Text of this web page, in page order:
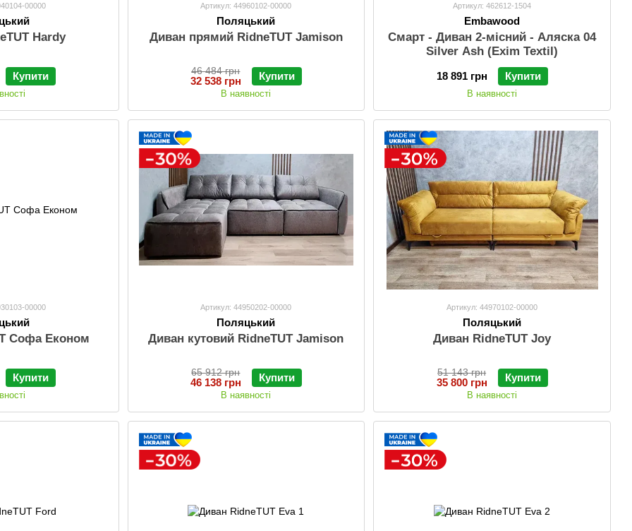
00000
Hardy
Купити
Артикул: 44960102-00000
Поляцький
Диван прямий RidneTUT Jamison
46 484 грн
32 538 грн Купити
В наявності
Артикул: 462612-1504
Embawood
Смарт - Диван 2-місний - Аляска 04
Silver Ash (Exim Textil)
18 891 грн Купити
В наявності
00000
Софа Економ
Купити
Артикул: 44950202-00000
Поляцький
Диван кутовий RidneTUT Jamison
65 912 грн
46 138 грн Купити
В наявності
Артикул: 44970102-00000
Поляцький
Диван RidneTUT Joy
51 143 грн
35 800 грн Купити
В наявності